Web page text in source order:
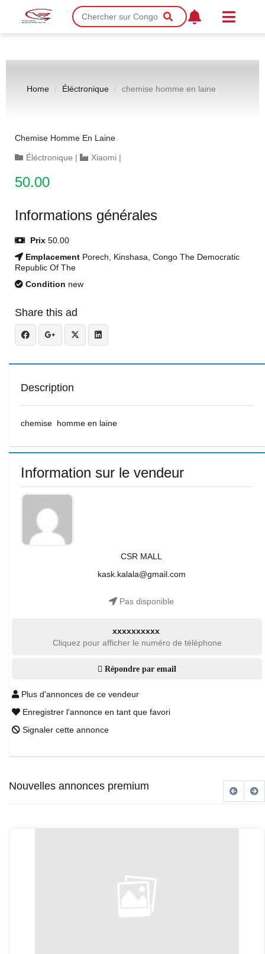
Home Éléctronique chemise homme en laine
Chemise Homme En Laine
Éléctronique | Xiaomi |
50.00
Informations générales
Prix 50.00
Emplacement Porech, Kinshasa, Congo The Democratic
Republic Of The
Condition new
Share this ad
Description
chemise homme en laine
Information sur le vendeur
CSR MALL
kask.kalala@gmail.com
Pas disponible
xxxxxxxxxx
Cliquez pour afficher le numéro de téléphone
Répondre par email
Plus d'annonces de ce vendeur
Enregistrer l'annonce en tant que favori
Signaler cette annonce
Nouvelles annonces premium